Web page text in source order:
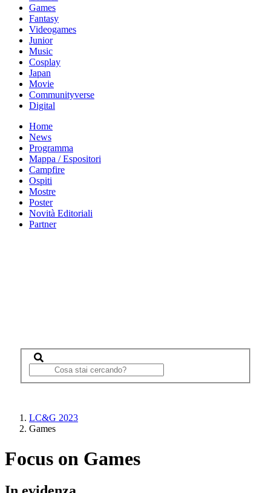
Games
Fantasy
Videogames
Junior
Music
Cosplay
Japan
Movie
Communityverse
Digital
Home
News
Programma
Mappa / Espositori
Campfire
Ospiti
Mostre
Poster
Novità Editoriali
Partner
LC&G 2023
Games
Focus on Games